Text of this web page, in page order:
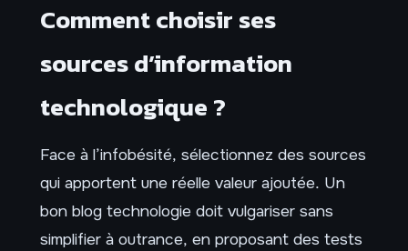
Comment choisir ses
sources d’information
technologique ?
Face à l’infobésité, sélectionnez des sources
qui apportent une réelle valeur ajoutée. Un
bon blog technologie doit vulgariser sans
simplifier à outrance, en proposant des tests